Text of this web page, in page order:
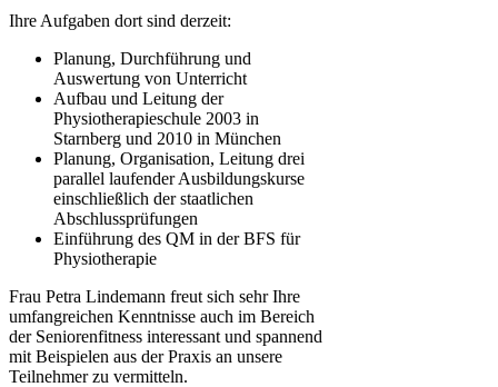
Ihre Aufgaben dort sind derzeit:
Planung, Durchführung und
Auswertung von Unterricht
Aufbau und Leitung der
Physiotherapieschule 2003 in
Starnberg und 2010 in München
Planung, Organisation, Leitung drei
parallel laufender Ausbildungskurse
einschließlich der staatlichen
Abschlussprüfungen
Einführung des QM in der BFS für
Physiotherapie
Frau Petra Lindemann freut sich sehr Ihre
umfangreichen Kenntnisse auch im Bereich
der Seniorenfitness interessant und spannend
mit Beispielen aus der Praxis an unsere
Teilnehmer zu vermitteln.